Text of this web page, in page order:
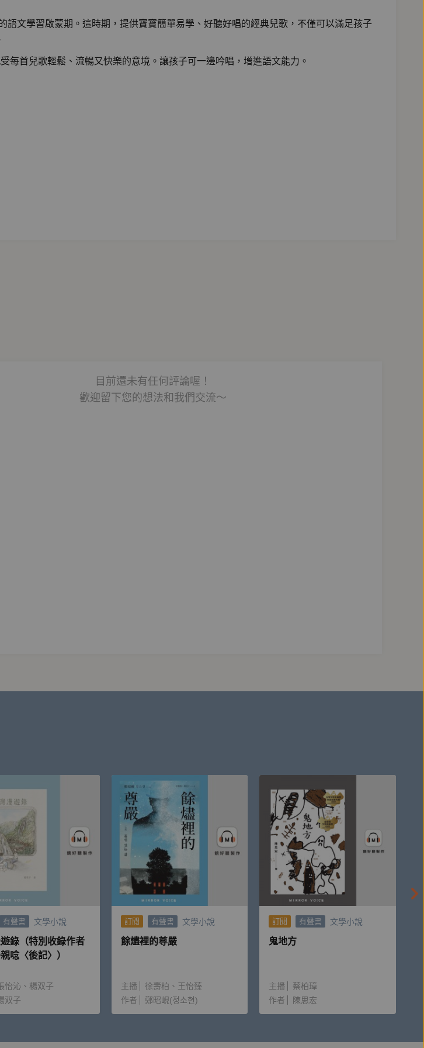
文學習啟蒙期。這時期，提供寶寶簡單易學、好聽好唱的經典兒歌，不僅可以滿足孩子
每首兒歌輕鬆、流暢又快樂的意境。讓孩子可一邊吟唱，增進語文能力。
目前還未有任何評論喔！
歡迎留下您的想法和我們交流～
有聲書 文學小說
錄（特別收錄作者
唸〈後記〉）
怡沁
楊双子
双子
訂閱 有聲書 文學小說
餘燼裡的尊嚴
主播 徐壽柏
王怡臻
作者
鄭昭峴(정소현)
訂閱 有聲書 文學小說
鬼地方
主播
蔡柏璋
作者
陳思宏